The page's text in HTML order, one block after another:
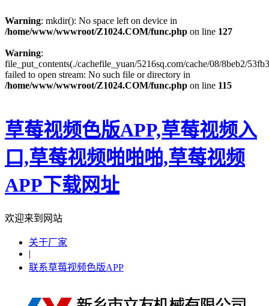
Warning: mkdir(): No space left on device in
/home/www/wwwroot/Z1024.COM/func.php on line 127
Warning:
file_put_contents(./cachefile_yuan/5216sq.com/cache/08/8beb2/
failed to open stream: No such file or directory in
/home/www/wwwroot/Z1024.COM/func.php on line 115
草莓视频色版APP,草莓视频入
口,草莓视频啪啪啪,草莓视频
APP下载网址
欢迎来到网站
关于厂家
|
联系草莓视频色版APP